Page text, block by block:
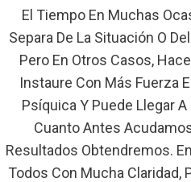
El Tiempo En Muchas
Separa De La Situación O
Pero En Otros Casos,
Instaure Con Más Fuerza
Psíquica Y Puede Llegar
Cuanto Antes
Resultados Obtendremos.
Todos Con Mucha Claridad,